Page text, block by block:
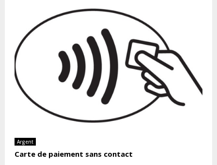
Argent
Carte de paiement sans contact